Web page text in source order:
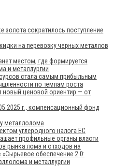
золота сократилось поступление
на перевозку черных металлов
местом, где формируется
и металлургии
стала самым прибыльным
по темпам роста
новый ценовой ориентир — от
г., компенсационный фонд
металлолома
углеродного налога ЕС
профильные органы власти
рынка лома и отходов на
обеспечение 2.0:
и металлургии